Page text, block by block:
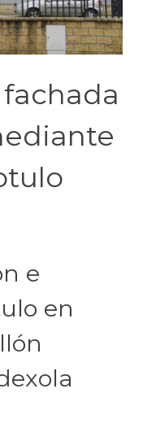
e
en